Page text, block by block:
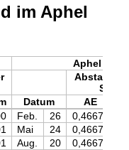
im Aphel
Aphel
Abstand
Datum AE
Feb. 26 0,46670
Mai 24 0,46670
Aug. 20 0,46670